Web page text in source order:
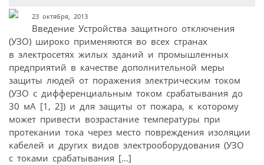
23 октября, 2013
Введение Устройства защитного отключения
(УЗО) широко применяются во всех странах
в электросетях жилых зданий и промышленных
предприятий в качестве дополнительной меры
защиты людей от поражения электрическим током
(УЗО с дифференциальным током срабатывания до
30 мА [1, 2]) и для защиты от пожара, к которому
может привести возрастание температуры при
протекании тока через место повреждения изоляции
кабелей и других видов электрооборудования (УЗО
с токами срабатывания […]